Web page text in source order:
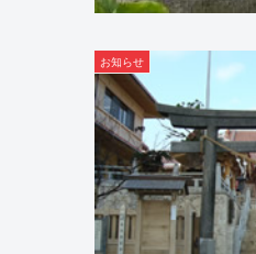
お知らせ